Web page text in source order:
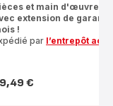
et main d'œuvre
extension de
!
par l’entrepôt
€